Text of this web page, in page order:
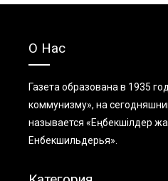
О Нас
Газета образована в 1935
коммунизму», на
называется «Еңбекшiлдер
Енбекшильдерья».